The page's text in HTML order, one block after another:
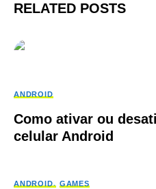
RELATED POSTS
ANDROID
Como ativar ou
celular Android
ANDROID GAMES